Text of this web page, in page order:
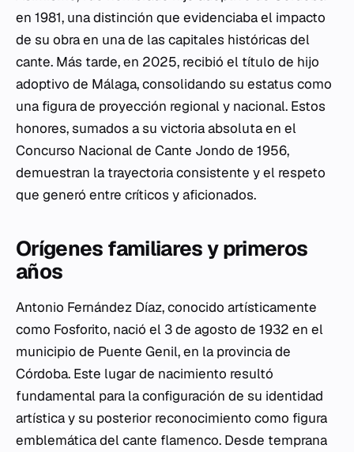
en 1981, una distinción que evidenciaba el impacto
de su obra en una de las capitales históricas del
cante. Más tarde, en 2025, recibió el título de hijo
adoptivo de Málaga, consolidando su estatus como
una figura de proyección regional y nacional. Estos
honores, sumados a su victoria absoluta en el
Concurso Nacional de Cante Jondo de 1956,
demuestran la trayectoria consistente y el respeto
que generó entre críticos y aficionados.
Orígenes familiares y primeros
años
Antonio Fernández Díaz, conocido artísticamente
como Fosforito, nació el 3 de agosto de 1932 en el
municipio de Puente Genil, en la provincia de
Córdoba. Este lugar de nacimiento resultó
fundamental para la configuración de su identidad
artística y su posterior reconocimiento como figura
emblemática del cante flamenco. Desde temprana